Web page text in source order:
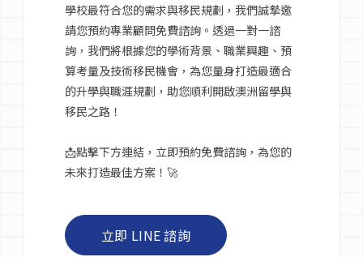
學校最符合您的需求與移民規劃，我們誠摯邀
請您預約專業顧問免費諮詢。透過一對一諮
詢，我們將根據您的學術背景、職業興趣、預
算考量及技術移民機會，為您量身打造最適合
的升學與職涯規劃，助您順利開啟澳洲留學與
移民之路！
📩點擊下方連結，立即預約免費諮詢，為您的
未來打造最佳方案！🚀
立即 LINE 諮詢